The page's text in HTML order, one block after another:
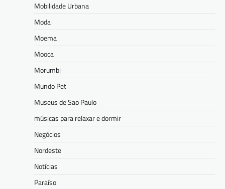
Mobilidade Urbana
Moda
Moema
Mooca
Morumbi
Mundo Pet
Museus de Sao Paulo
músicas para relaxar e dormir
Negócios
Nordeste
Notícias
Paraíso